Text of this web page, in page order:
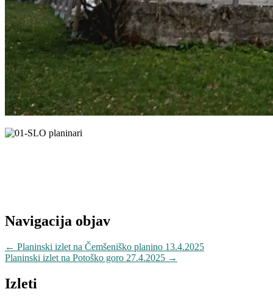
Navigacija objav
← Planinski izlet na Čemšeniško planino 13.4.2025
Planinski izlet na Potoško goro 27.4.2025 →
Izleti